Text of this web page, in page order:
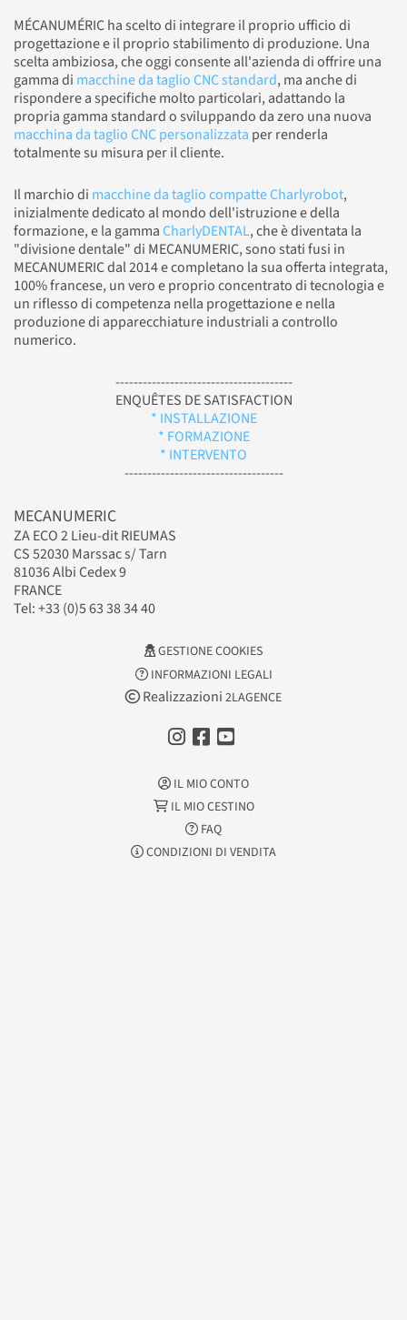
MÉCANUMÉRIC ha scelto di integrare il proprio ufficio di
progettazione e il proprio stabilimento di produzione. Una
scelta ambiziosa, che oggi consente all'azienda di offrire una
gamma di macchine da taglio CNC standard, ma anche di
rispondere a specifiche molto particolari, adattando la
propria gamma standard o sviluppando da zero una nuova
macchina da taglio CNC personalizzata per renderla
totalmente su misura per il cliente.
Il marchio di macchine da taglio compatte Charlyrobot,
inizialmente dedicato al mondo dell'istruzione e della
formazione, e la gammaCharlyDENTAL, che è diventata la
"divisione dentale" di MECANUMERIC, sono stati fusi in
MECANUMERIC dal 2014 e completano la sua offerta integrata,
100% francese, un vero e proprio concentrato di tecnologia e
un riflesso di competenza nella progettazione e nella
produzione di apparecchiature industriali a controllo
numerico.
---------------------------------------
ENQUÊTES DE SATISFACTION
* INSTALLAZIONE
* FORMAZIONE
* INTERVENTO
-----------------------------------
MECANUMERIC
ZA ECO 2 Lieu-dit RIEUMAS
CS 52030 Marssac s/ Tarn
81036 Albi Cedex 9
FRANCE
Tel: +33 (0)5 63 38 34 40
GESTIONE COOKIES
INFORMAZIONI LEGALI
Realizzazioni 2LAGENCE
IL MIO CONTO
IL MIO CESTINO
FAQ
CONDIZIONI DI VENDITA